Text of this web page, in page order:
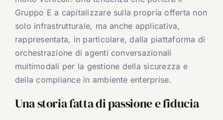
Gruppo E a capitalizzare sulla propria offerta non
solo infrastrutturale, ma anche applicativa,
rappresentata, in particolare, dalla piattaforma di
orchestrazione di agenti conversazionali
multimodali per la gestione della sicurezza e
della compliance in ambiente enterprise.
Una storia fatta di passione e fiducia